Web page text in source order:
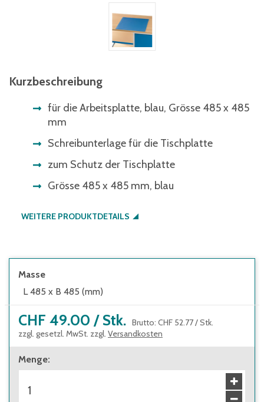
Kurzbeschreibung
für die Arbeitsplatte, blau, Grösse 485 x 485
mm
Schreibunterlage für die Tischplatte
zum Schutz der Tischplatte
Grösse 485 x 485 mm, blau
WEITERE PRODUKTDETAILS
Masse
L 485 x B 485 (mm)
CHF 49.00 / Stk. Brutto: CHF 52.77/Stk.
zzgl. gesetzl. MwSt. zzgl. Versandkosten
Menge: